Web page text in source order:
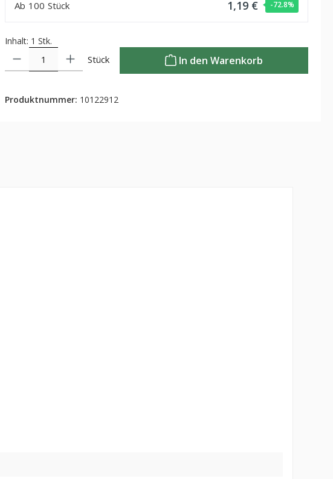
Ab 100 Stück 1,19 € -72.8%
Inhalt: 1 Stk.
Stück In den Warenkorb
Produktnummer: 10122912